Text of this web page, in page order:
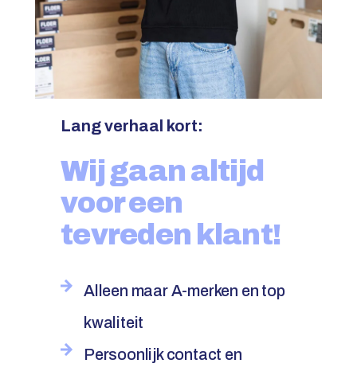
Lang verhaal kort:
Wij gaan altijd
voor een
tevreden klant!
Alleen maar A-merken en top
kwaliteit
Persoonlijk contact en